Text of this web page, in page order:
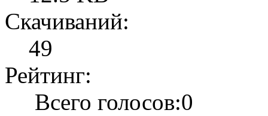
Скачиваний:
49
Рейтинг:
Всего голосов:0